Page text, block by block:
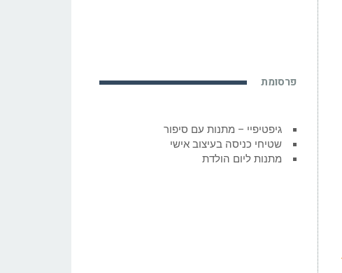
פרסומת
גיפטיפיי – מתנות עם סיפור
שטיחי כניסה בעיצוב אישי
מתנות ליום הולדת